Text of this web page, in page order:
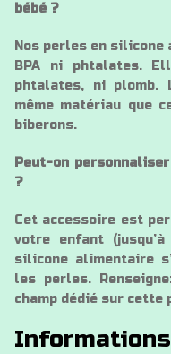
bébé ?
Nos perles en
BPA ni phtalates.
phtalates, ni plomb.
même matériau que
biberons.
Peut-on
?
Cet accessoire est
votre enfant
silicone alimentaire
les perles.
champ dédié sur cette